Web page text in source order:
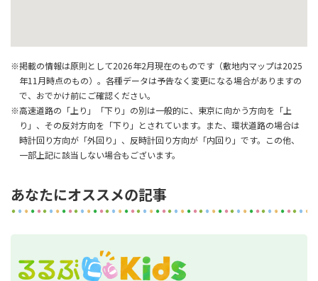
※掲載の情報は原則として2026年2月現在のものです（敷地内マップは2025
年11月時点のもの）。各種データは予告なく変更になる場合がありますの
で、おでかけ前にご確認ください。
※高速道路の「上り」「下り」の別は一般的に、東京に向かう方向を「上
り」、その反対方向を「下り」とされています。また、環状道路の場合は
時計回り方向が「外回り」、反時計回り方向が「内回り」です。この他、
一部上記に該当しない場合もございます。
あなたにオススメの記事